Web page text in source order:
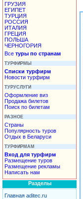
ГРУЗИЯ
ЕГИПЕТ
ТУРЦИЯ
РОССИЯ
ИТАЛИЯ
ГРЕЦИЯ
ПОЛЬША
ЧЕРНОГОРИЯ
Все туры по странам
ТУРФИРМЫ
Списки турфирм
Новости турфирм
ТУРУСЛУГИ
Оформление виз
Продажа билетов
Поиск по билетам
РАЗНОЕ
Страны
Популярность туров
Отдых в Беларуси
ТУРФИРМАМ
Вход для турфирм
Размещение туров
Размещение рекламы
Написать нам
Разделы
Главная aditec.ru